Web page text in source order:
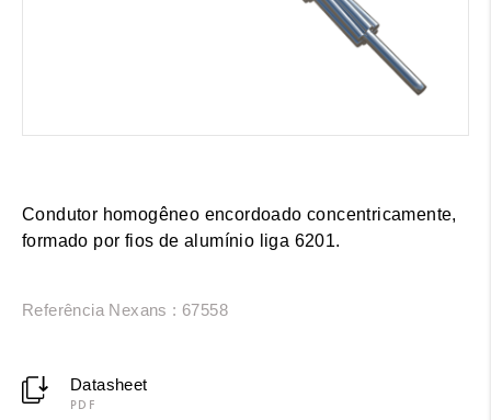
Condutor homogêneo encordoado concentricamente,
formado por fios de alumínio liga 6201.
Referência Nexans : 67558
Datasheet
PDF